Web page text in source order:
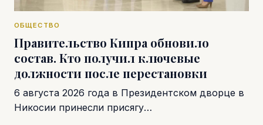
ОБЩЕСТВО
Правительство Кипра обновило
состав. Кто получил ключевые
должности после перестановки
6 августа 2026 года в Президентском дворце в
Никосии принесли присягу…